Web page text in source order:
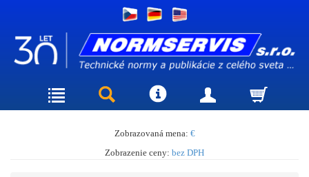
Zobrazovaná mena: €
Zobrazenie ceny: bez DPH